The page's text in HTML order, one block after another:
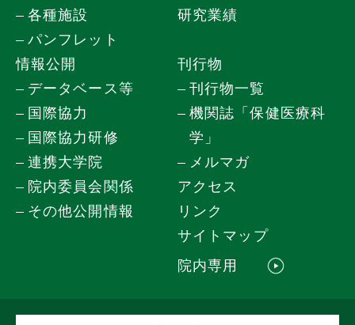
各種施設
パンフレット
研究業績
情報公開
データベース等
国際協力
国際協力研修
連携大学院
院内委員会関係
その他公開情報
刊行物
刊行物一覧
機関誌「保健医療科
学」
メルマガ
アクセス
リンク
サイトマップ
院内専用